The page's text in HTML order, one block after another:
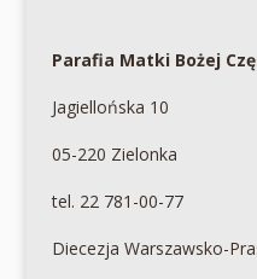
Parafia Matki Bożej
Jagiellońska 10
05-220 Zielonka
tel. 22 781-00-77
Diecezja Warszawsko-